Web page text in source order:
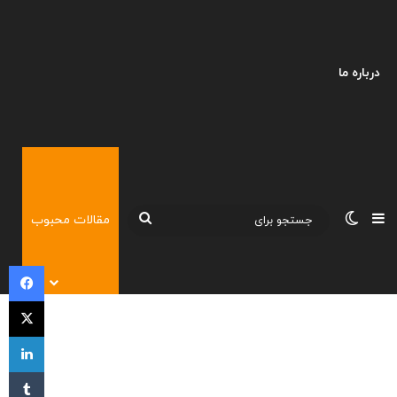
درباره ما
نوارکناریتغییر پوسته
جستجومقالات محبوب
X